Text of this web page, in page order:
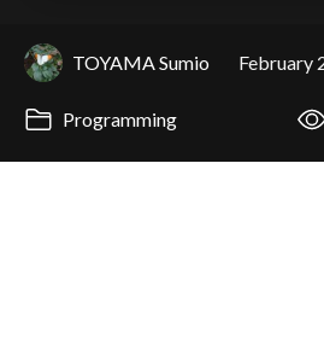
TOYAMA Sumio February
Programming